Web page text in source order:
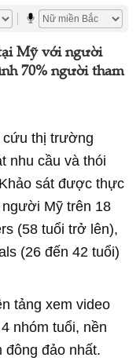
Mỹ với người
70% người tham
cứu thị trường
nhu cầu và thói
sát được thực
Mỹ trên 18
(58 tuổi trở lên),
(26 đến 42 tuổi)
tảng xem video
nhóm tuổi, nền
đông đảo nhất.